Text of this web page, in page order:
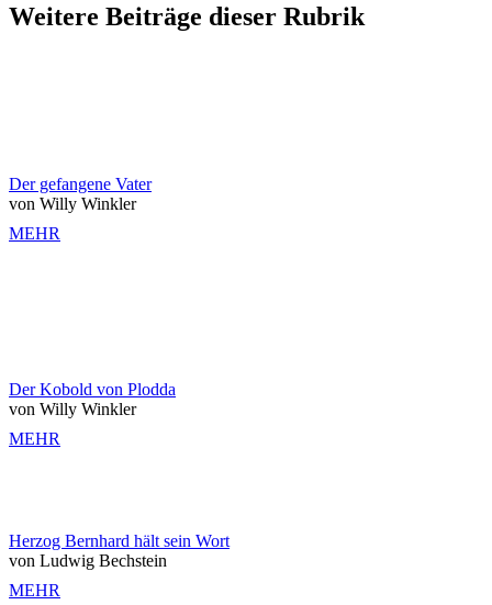
Weitere Beiträge dieser Rubrik
Der gefangene Vater
von Willy Winkler
MEHR
Der Kobold von Plodda
von Willy Winkler
MEHR
Herzog Bernhard hält sein Wort
von Ludwig Bechstein
MEHR